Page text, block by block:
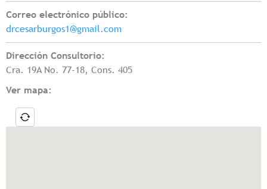
Correo electrónico público:
drcesarburgos1@gmail.com
Dirección Consultorio:
Cra. 19A No. 77-18, Cons. 405
Ver mapa: